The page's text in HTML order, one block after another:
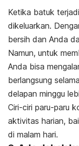
Ketika batuk
dikeluarkan.
bersih dan Anda
Namun, untuk
Anda bisa
berlangsung
delapan minggu
Ciri-ciri paru-paru
aktivitas harian,
di malam hari.